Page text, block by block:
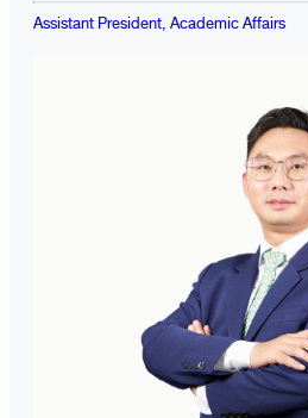
Assistant President, Academic Affairs